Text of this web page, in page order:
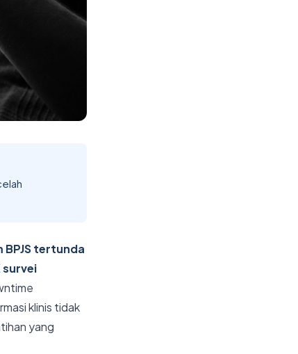
BPJS tertunda
survei
klinis tidak
yang